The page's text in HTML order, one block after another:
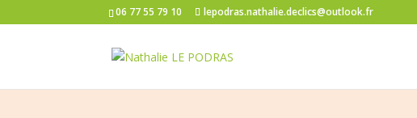
06 77 55 79 10 lepodras.nathalie.declics@outlook.fr